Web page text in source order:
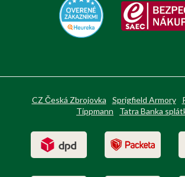
CZ Česká Zbrojovka Sprigfield Armory
Tippmann
Tatra Banka